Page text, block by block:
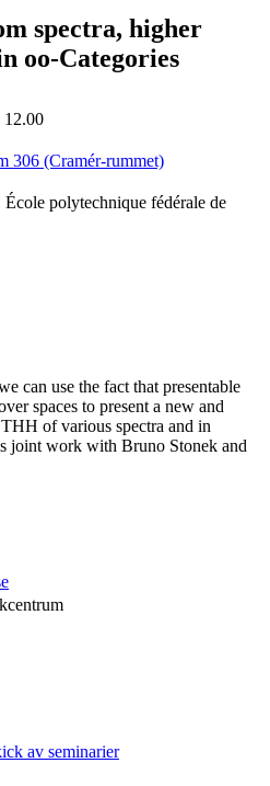
spectra, higher
oo-Categories
12.00
306 (Cramér-rummet)
polytechnique fédérale de
can use the fact that presentable
spaces to present a new and
of various spectra and in
joint work with Bruno Stonek and
av seminarier